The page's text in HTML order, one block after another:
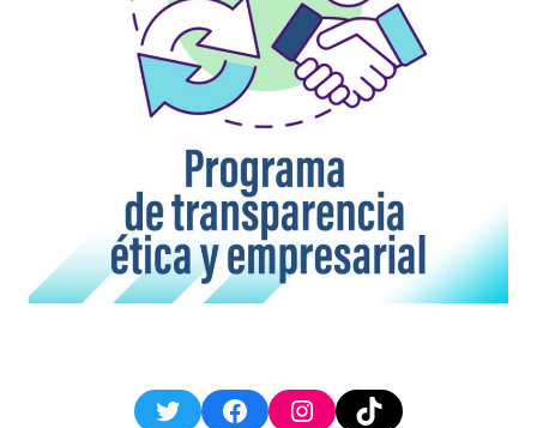
TwitterFacebookInstagram
TikTok